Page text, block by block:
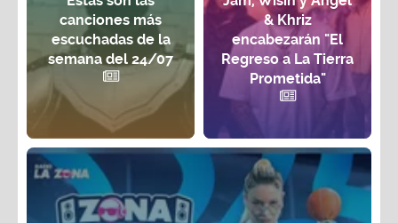
canciones más
escuchadas de la
semana del 24/07
& Khriz
encabezarán "El
Regreso a La Tierra
Prometida"